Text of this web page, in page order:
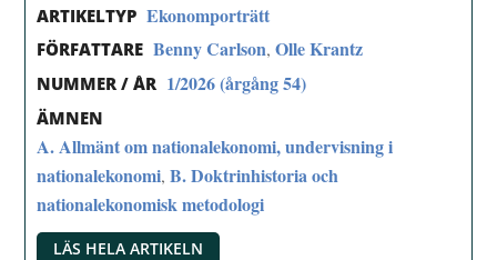
ARTIKELTYP Ekonomporträtt
FÖRFATTARE Benny Carlson,Olle Krantz
NUMMER / ÅR 1/2026 (årgång 54)
ÄMNEN
A. Allmänt om nationalekonomi, undervisning i
nationalekonomi,B. Doktrinhistoria och
nationalekonomisk metodologi
LÄS HELA ARTIKELN